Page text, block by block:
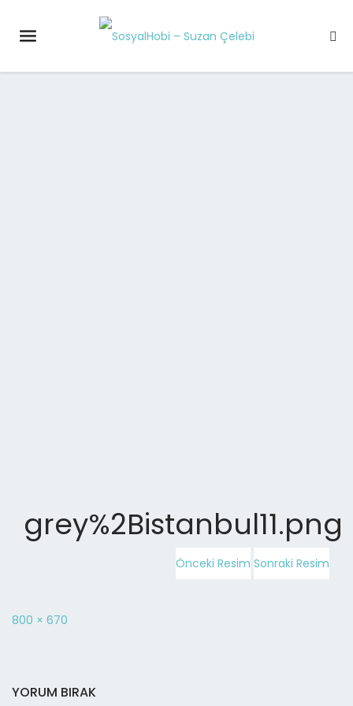
grey%2Bistanbul11.png
Önceki Resim Sonraki Resim
800 × 670
YORUM BIRAK